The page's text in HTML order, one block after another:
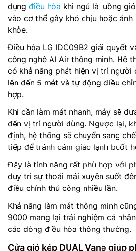
dụng điều hòa khi ngủ là luồng
vào cơ thể gây khó chịu hoặc ảnh
khỏe.
Điều hòa LG IDC09B2 giải quyết
công nghệ AI Air thông minh. Hệ
có khả năng phát hiện vị trí người
lên đến 5 mét và tự động điều
hợp.
Khi cần làm mát nhanh, máy sẽ
đến vị trí người dùng. Ngược lại,
định, hệ thống sẽ chuyển sang
tiếp để tránh cảm giác lạnh buốt
Đây là tính năng rất phù hợp với
duy trì sự thoải mái xuyên suốt
điều chỉnh thủ công nhiều lần.
Khả năng làm mát thông minh
9000 mang lại trải nghiệm cá
các dòng điều hòa thông thường.
Cửa gió kép DUAL Vane giúp